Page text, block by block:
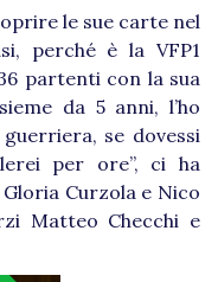
le sue carte nel
perché è la VFP1
partenti con la sua
da 5 anni, l’ho
se dovessi
per ore”, ci ha
Curzola e Nico
Matteo Checchi e